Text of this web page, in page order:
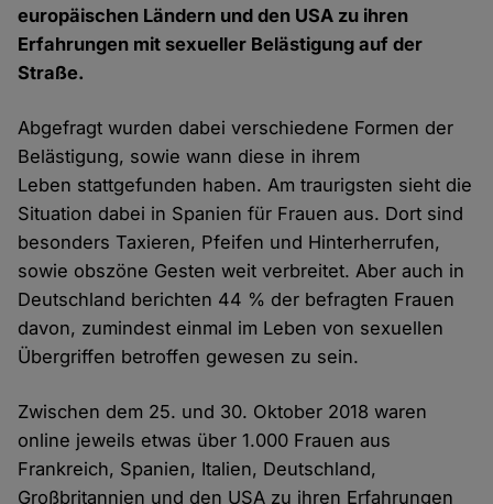
europäischen Ländern und den USA zu ihren
Erfahrungen mit sexueller Belästigung auf der
Straße.
Abgefragt wurden dabei verschiedene Formen der
Belästigung, sowie wann diese in ihrem
Leben stattgefunden haben. Am traurigsten sieht die
Situation dabei in Spanien für Frauen aus. Dort sind
besonders Taxieren, Pfeifen und Hinterherrufen,
sowie obszöne Gesten weit verbreitet. Aber auch in
Deutschland berichten 44 % der befragten Frauen
davon, zumindest einmal im Leben von sexuellen
Übergriffen betroffen gewesen zu sein.
Zwischen dem 25. und 30. Oktober 2018 waren
online jeweils etwas über 1.000 Frauen aus
Frankreich, Spanien, Italien, Deutschland,
Großbritannien und den USA zu ihren Erfahrungen